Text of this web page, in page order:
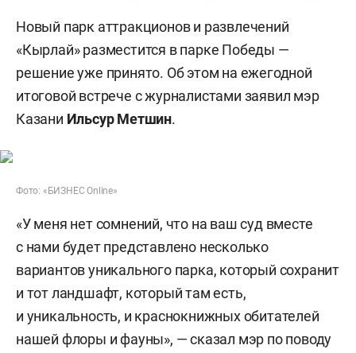
Новый парк аттракционов и развлечений
«Кырлай» разместится в парке Победы —
решение уже принято. Об этом на ежегодной
итоговой встрече с журналистами заявил мэр
Казани Ильсур Метшин.
Фото: «БИЗНЕС Online»
«У меня нет сомнений, что на ваш суд вместе
с нами будет представлено несколько
вариантов уникального парка, который сохранит
и тот ландшафт, который там есть,
и уникальность, и краснокнижных обитателей
нашей флоры и фауны», — сказал мэр по поводу